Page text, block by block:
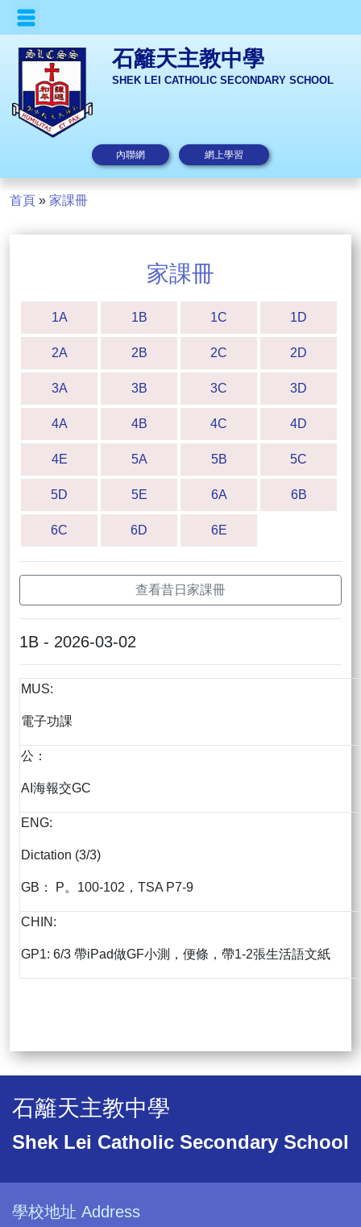
石籬天主教中學
SHEK LEI CATHOLIC SECONDARY SCHOOL
內聯網 網上學習
首頁 » 家課冊
家課冊
1A 1B 1C 1D
2A 2B 2C 2D
3A 3B 3C 3D
4A 4B 4C 4D
4E 5A 5B 5C
5D 5E 6A 6B
6C 6D 6E
查看昔日家課冊
1B - 2026-03-02
MUS:
電子功課
公：
AI海報交GC
ENG:
Dictation (3/3)
GB： P。100-102，TSA P7-9
CHIN:
GP1: 6/3 帶iPad做GF小測，便條，帶1-2張生活語文紙
石籬天主教中學
Shek Lei Catholic Secondary School
學校地址 Address